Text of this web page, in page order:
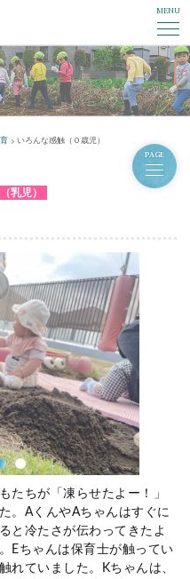
MENU
いろんな感触（０歳児）
PAGE
乳児）
たちが「凍らせたよー！」
。AくんやAちゃんはすぐに
と冷たさが伝わってきたよ
Eちゃんは保育士が触ってい
れていました。Kちゃんは、